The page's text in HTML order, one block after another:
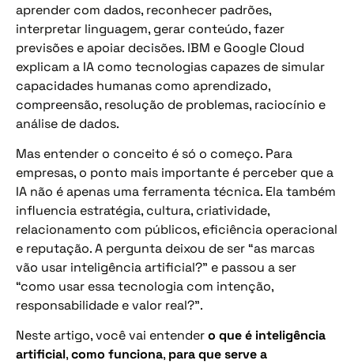
aprender com dados, reconhecer padrões,
interpretar linguagem, gerar conteúdo, fazer
previsões e apoiar decisões. IBM e Google Cloud
explicam a IA como tecnologias capazes de simular
capacidades humanas como aprendizado,
compreensão, resolução de problemas, raciocínio e
análise de dados.
Mas entender o conceito é só o começo. Para
empresas, o ponto mais importante é perceber que a
IA não é apenas uma ferramenta técnica. Ela também
influencia estratégia, cultura, criatividade,
relacionamento com públicos, eficiência operacional
e reputação. A pergunta deixou de ser “as marcas
vão usar inteligência artificial?” e passou a ser
“como usar essa tecnologia com intenção,
responsabilidade e valor real?”.
Neste artigo, você vai entendero que é inteligência
artificial,como funciona, para que serve a